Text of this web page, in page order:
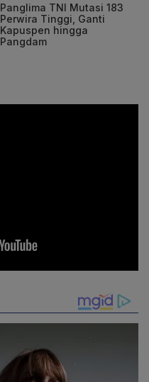
Panglima TNI Mutasi 183
Perwira Tinggi, Ganti
Kapuspen hingga
Pangdam